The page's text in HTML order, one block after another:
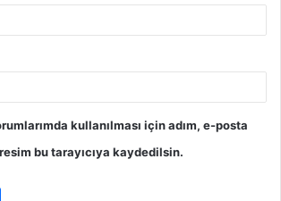
kullanılması için adım, e-posta
bu tarayıcıya kaydedilsin.